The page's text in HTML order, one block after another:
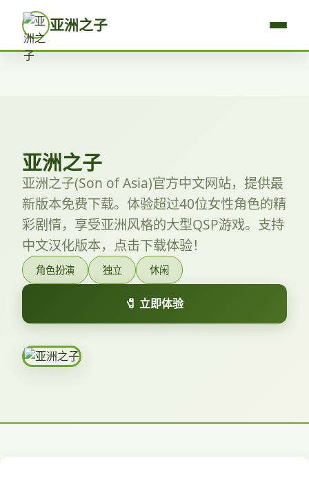
亚洲之子
亚洲之子
亚洲之子(Son of Asia)官方中文网站，提供最
新版本免费下载。体验超过40位女性角色的精
彩剧情，享受亚洲风格的大型QSP游戏。支持
中文汉化版本，点击下载体验！
角色扮演 独立 休闲
🧷 立即体验